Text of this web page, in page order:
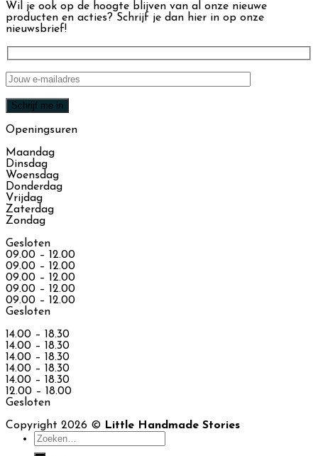
Wil je ook op de hoogte blijven van al onze nieuwe
producten en acties? Schrijf je dan hier in op onze
nieuwsbrief!
Openingsuren
Maandag
Dinsdag
Woensdag
Donderdag
Vrijdag
Zaterdag
Zondag
Gesloten
09.00 – 12.00
09.00 – 12.00
09.00 – 12.00
09.00 – 12.00
09.00 – 12.00
Gesloten
14.00 – 18.30
14.00 – 18.30
14.00 – 18.30
14.00 – 18.30
14.00 – 18.30
12.00 – 18.00
Gesloten
Copyright 2026 © Little Handmade Stories
Zoeken
naar: